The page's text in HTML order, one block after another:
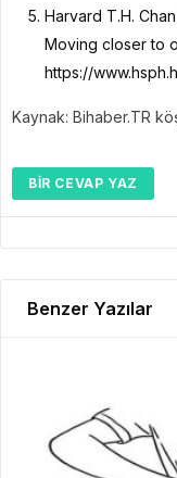
Harvard T.H.
Moving closer to
https://
Kaynak: Bihaber.TR
BIR CEVAP YAZ
Benzer Yazılar